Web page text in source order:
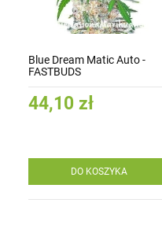
Blue Dream Matic Auto -
FASTBUDS
44,10 zł
DO KOSZYKA